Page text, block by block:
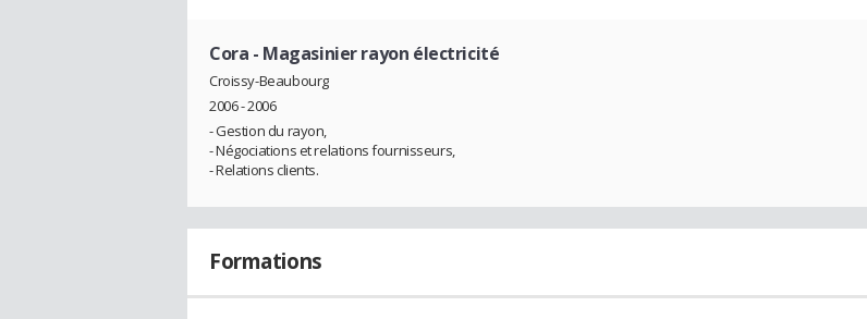
Cora - Magasinier rayon électricité
Croissy-Beaubourg
2006 - 2006
- Gestion du rayon,
- Négociations et relations fournisseurs,
- Relations clients.
Formations